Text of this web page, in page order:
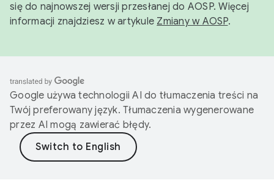
się do najnowszej wersji przesłanej do AOSP. Więcej
informacji znajdziesz w artykule Zmiany w AOSP.
Google używa technologii AI do tłumaczenia treści na
Twój preferowany język. Tłumaczenia wygenerowane
przez AI mogą zawierać błędy.